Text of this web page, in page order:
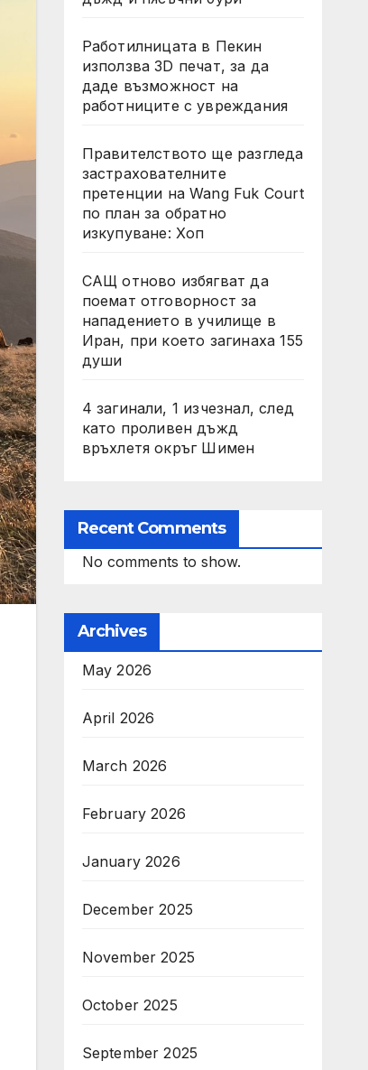
Работилницата в Пекин
използва 3D печат, за да
даде възможност на
работниците с увреждания
Правителството ще разгледа
застрахователните
претенции на Wang Fuk Court
по план за обратно
изкупуване: Хоп
САЩ отново избягват да
поемат отговорност за
нападението в училище в
Иран, при което загинаха 155
души
4 загинали, 1 изчезнал, след
като проливен дъжд
връхлетя окръг Шимен
Recent Comments
No comments to show.
Archives
May 2026
April 2026
March 2026
February 2026
January 2026
December 2025
November 2025
October 2025
September 2025